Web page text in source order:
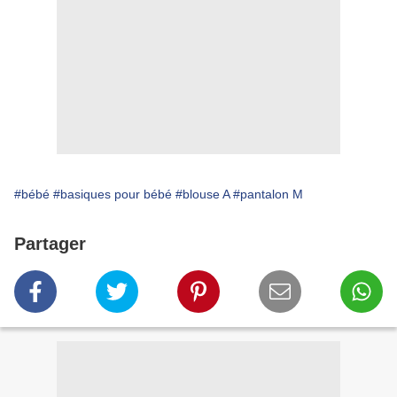
#bébé #basiques pour bébé #blouse A #pantalon M
Partager